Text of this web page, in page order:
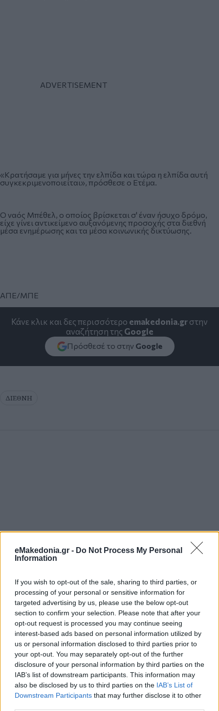
eMakedonia.gr - Do Not Process My Personal
Information
If you wish to opt-out of the sale, sharing to third parties, or
processing of your personal or sensitive information for
targeted advertising by us, please use the below opt-out
section to confirm your selection. Please note that after your
opt-out request is processed you may continue seeing
interest-based ads based on personal information utilized by
us or personal information disclosed to third parties prior to
your opt-out. You may separately opt-out of the further
disclosure of your personal information by third parties on the
IAB’s list of downstream participants. This information may
also be disclosed by us to third parties on the IAB’s List of
Downstream Participants that may further disclose it to other
«Κρατήσαμε για μήνες την ελπίδα και τώρα η ελπίδα αυτή
συγκεκριμενοποιείται», πρόσθεσε ο Ετέμα.
Ο ναός Μπέθελ, ο οποίος βρίσκεται σ' έναν ήσυχο δρόμο,
είχε γίνει αντικείμενο αυξανόμενης προσοχής στα διεθνή
μέσα ενημέρωσης και τα μέσα κοινωνικής δικτύωσης.
ΑΠΕ/ΜΠΕ
Κάνε κλικ και δες περισσότερο emakedonia.grστην
αναζήτηση της Google
Πρόσθεσέ το στην Google
ΔΙΕΘΝΗ